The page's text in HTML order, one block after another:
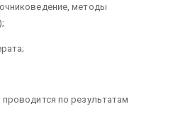
методы
по результатам